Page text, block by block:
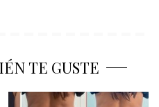
TE GUSTE